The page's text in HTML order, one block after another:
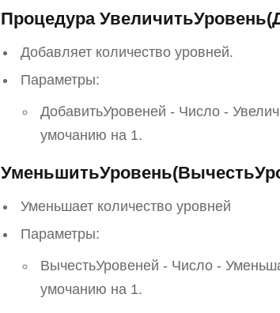
Процедура
Добавляет количество уровней.
Параметры:
ДобавитьУровеней - Число -
умочанию на 1.
Уменьшает количество уровней
Параметры:
ВычестьУровеней - Число -
умочанию на 1.